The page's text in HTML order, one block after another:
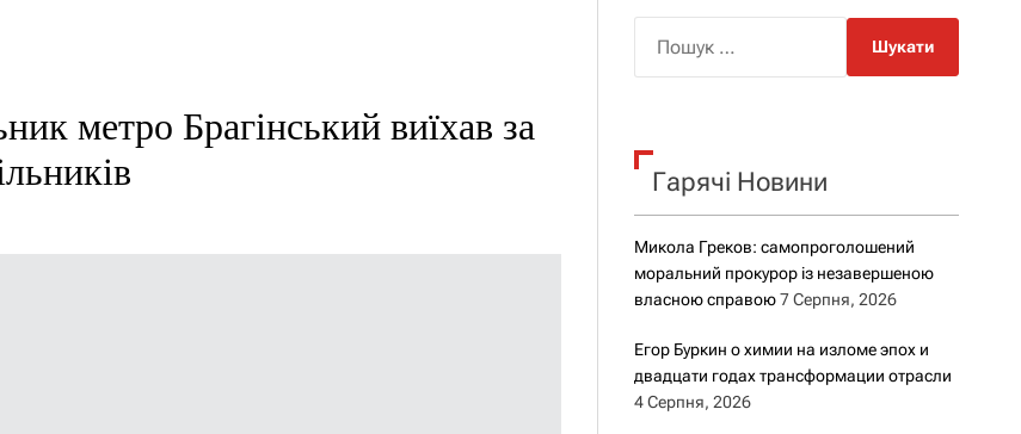
о
у
метро Брагінський виїхав за
к
Гарячі Новини
Микола Греков: самопроголошений
моральний прокурор із незавершеною
власною справою 7 Серпня, 2026
Егор Буркин о химии на изломе эпох и
двадцати годах трансформации отрасли
4 Серпня, 2026